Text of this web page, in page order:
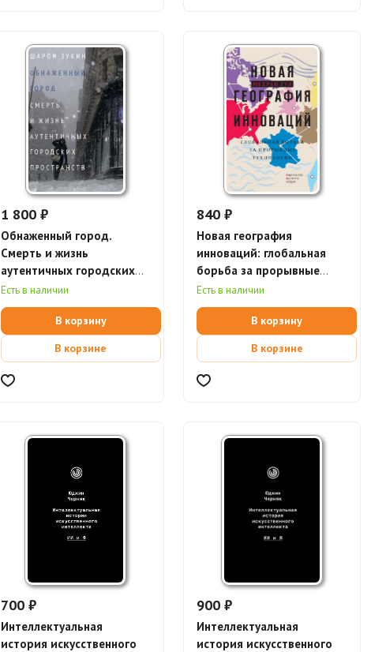
1 800 ₽
Обнаженный город.
Смерть и жизнь
аутентичных городских
пространств
Есть в наличии
В корзину
В корзине
840 ₽
Новая география
инноваций: глобальная
борьба за прорывные
технологии (электронная
книга)
Есть в наличии
В корзину
В корзине
700 ₽
Интеллектуальная
история искусственного
900 ₽
Интеллектуальная
история искусственного